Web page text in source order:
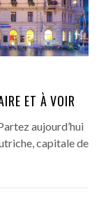
ET À VOIR
aujourd’hui
capitale de